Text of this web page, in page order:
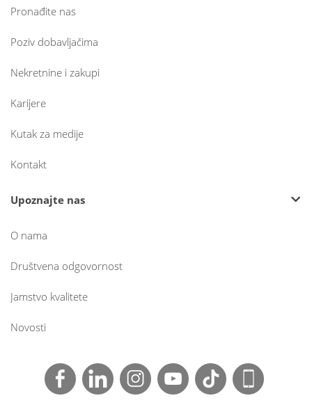
Pronađite nas
Poziv dobavljačima
Nekretnine i zakupi
Karijere
Kutak za medije
Kontakt
Upoznajte nas
O nama
Društvena odgovornost
Jamstvo kvalitete
Novosti